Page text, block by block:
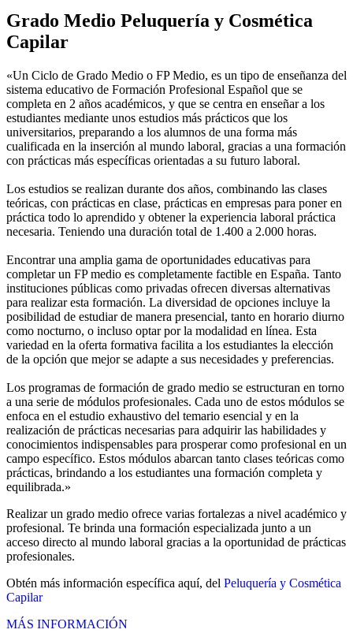
Grado Medio Peluquería y Cosmética
Capilar
«Un Ciclo de Grado Medio o FP Medio, es un tipo de enseñanza del
sistema educativo de Formación Profesional Español que se
completa en 2 años académicos, y que se centra en enseñar a los
estudiantes mediante unos estudios más prácticos que los
universitarios, preparando a los alumnos de una forma más
cualificada en la inserción al mundo laboral, gracias a una formación
con prácticas más específicas orientadas a su futuro laboral.
Los estudios se realizan durante dos años, combinando las clases
teóricas, con prácticas en clase, prácticas en empresas para poner en
práctica todo lo aprendido y obtener la experiencia laboral práctica
necesaria. Teniendo una duración total de 1.400 a 2.000 horas.
Encontrar una amplia gama de oportunidades educativas para
completar un FP medio es completamente factible en España. Tanto
instituciones públicas como privadas ofrecen diversas alternativas
para realizar esta formación. La diversidad de opciones incluye la
posibilidad de estudiar de manera presencial, tanto en horario diurno
como nocturno, o incluso optar por la modalidad en línea. Esta
variedad en la oferta formativa facilita a los estudiantes la elección
de la opción que mejor se adapte a sus necesidades y preferencias.
Los programas de formación de grado medio se estructuran en torno
a una serie de módulos profesionales. Cada uno de estos módulos se
enfoca en el estudio exhaustivo del temario esencial y en la
realización de prácticas necesarias para adquirir las habilidades y
conocimientos indispensables para prosperar como profesional en un
campo específico. Estos módulos abarcan tanto clases teóricas como
prácticas, brindando a los estudiantes una formación completa y
equilibrada.»
Realizar un grado medio ofrece varias fortalezas a nivel académico y
profesional. Te brinda una formación especializada junto a un
acceso directo al mundo laboral gracias a la oportunidad de prácticas
profesionales.
Obtén más información específica aquí, del Peluquería y Cosmética
Capilar
MÁS INFORMACIÓN